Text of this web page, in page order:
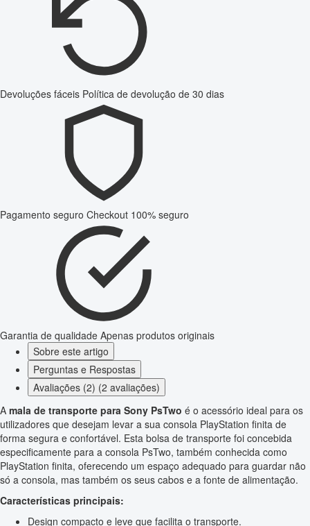
Devoluções fáceis Política de devolução de 30 dias
Pagamento seguro Checkout 100% seguro
Garantia de qualidade Apenas produtos originais
Sobre este artigo
Perguntas e Respostas
Avaliações (2) (2 avaliações)
A mala de transporte para Sony PsTwo é o acessório ideal para os
utilizadores que desejam levar a sua consola PlayStation finita de
forma segura e confortável. Esta bolsa de transporte foi concebida
especificamente para a consola PsTwo, também conhecida como
PlayStation finita, oferecendo um espaço adequado para guardar não
só a consola, mas também os seus cabos e a fonte de alimentação.
Características principais:
Design compacto e leve que facilita o transporte.